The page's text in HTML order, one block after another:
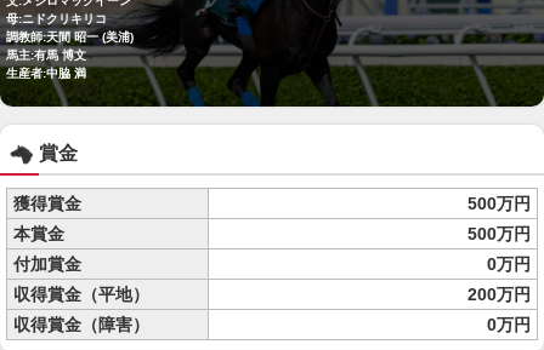
母:ニドクリキリコ
調教師:天間 昭一 (美浦)
馬主:有馬 博文
生産者:中脇 満
賞金
獲得賞金
500万円
本賞金
500万円
付加賞金
0万円
収得賞金（平地）
200万円
収得賞金（障害）
0万円